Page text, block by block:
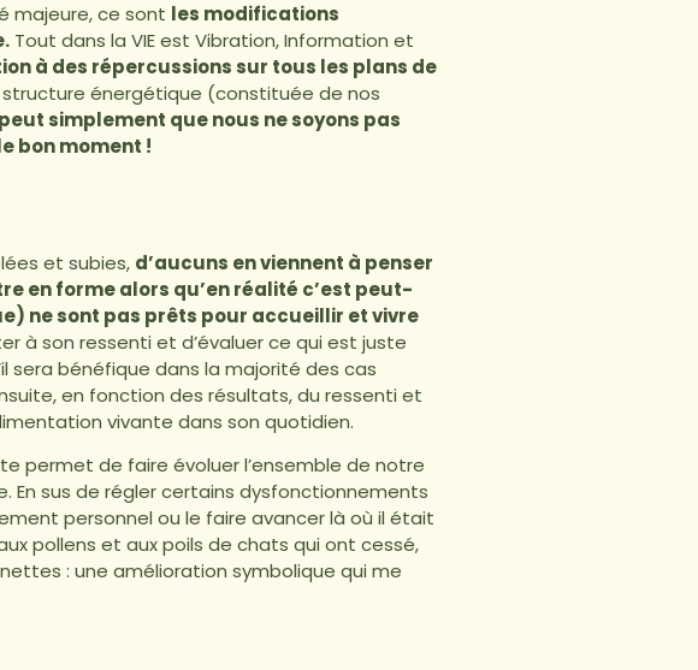
majeure, ce sont les modifications
Tout dans la VIE est Vibration, Information et
à des répercussions sur tous les plans de
énergétique (constituée de nos
simplement que nous ne soyons pas
bon moment !
et subies, d’aucuns en viennent à penser
en forme alors qu’en réalité c’est peut-
ne sont pas prêts pour accueillir et vivre
à son ressenti et d’évaluer ce qui est juste
sera bénéfique dans la majorité des cas
en fonction des résultats, du ressenti et
vivante dans son quotidien.
permet de faire évoluer l’ensemble de notre
En sus de régler certains dysfonctionnements
personnel ou le faire avancer là où il était
pollens et aux poils de chats qui ont cessé,
: une amélioration symbolique qui me